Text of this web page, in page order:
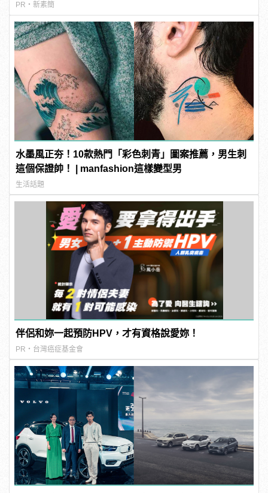
PR・新素簡
水墨風正夯！10款熱門「彩色刺青」圖案推薦，男生刺
這個保證帥！ | manfashion這樣變型男
生活話題
伴侶和妳一起預防HPV，才有資格說愛妳！
PR・台灣癌症基金會